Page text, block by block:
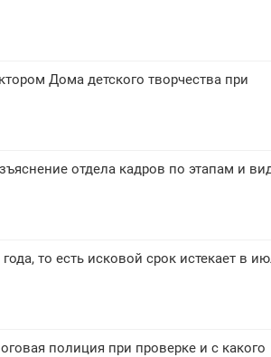
Дома детского творчества при
отдела кадров по этапам и
то есть исковой срок истекает в
полиция при проверке и с какого